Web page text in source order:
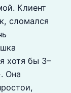
Клиент
сломался
хотя бы 3–
Она